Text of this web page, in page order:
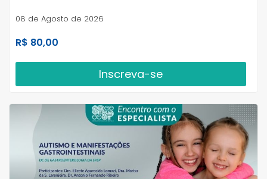
08 de Agosto de 2026
R$ 80,00
Inscreva-se